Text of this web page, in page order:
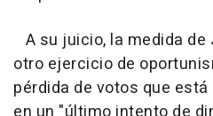
A su juicio, la medida
otro ejercicio de
pérdida de votos que